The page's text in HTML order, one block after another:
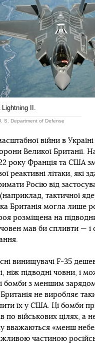
II.
S. Department of Defense
війни в Україні
Великої Британії.
року Франція та США
реактивні літаки, які
Росію від
тактичної
Британія могла лише
розміщена на
човен мав би спливти —
винищувачі F-35
ніж підводні човни, і
бомби з меншим
не виробляє
їх у США. Ці бомби
по військових цілях, а
вважаються «менш
частиною